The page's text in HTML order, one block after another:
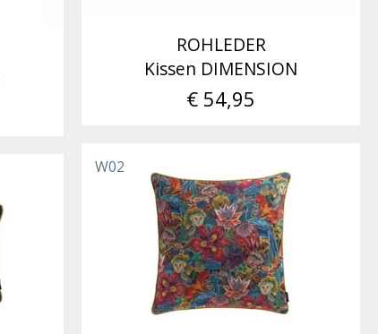
ROHLEDER
Kissen DIMENSION
€ 54,95
W02